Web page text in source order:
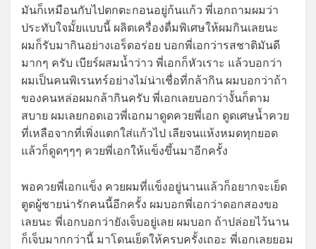
มันก็เหมือนกับไปตกตะกอนอยู่ก้นแก้ว พี่เอกถามผมว่า
ประทับใจมั้ยแบบนี้ ผลิตเครื่องดื่มพิเศษให้ผมกินเลยนะ
ผมก็รับมากินอย่างเอร็ดอร่อย บอกพี่เอกว่ารสชาติมันดี
มากๆ ครับ เบียร์ผสมน้ำว่าว พี่เอกก็หัวเราะ แล้วบอกว่า
ผมเป็นคนพิเรนทร์อย่างไม่น่าเชื่อที่กล้ากิน ผมบอกว่าถ้า
ของคนหล่อผมกล้ากินครับ พี่เอกเลยบอกว่างั้นก็ตาม
สบาย ผมเลยกอดเอวพี่เอกมาดูดควยพี่เอก ดูดเศษน้ำควย
ที่เหลือจากที่เพิ่งแตกใส่แก้วไป เลียจนแห้งหมดทุกยอด
แล้วก็ดูดๆๆๆ ควยพี่เอกให้แข็งขึ้นมาอีกครั้ง
พอควยพี่เอกแข็ง ควยผมที่แข็งอยู่นานแล้วก็อยากจะเย็ด
ตูดผู้ชายน่ารักคนนี้อีกครั้ง ผมบอกพี่เอกว่าดอกสองขอ
เลยนะ พี่เอกบอกว่ายังเจ็บอยู่เลย ผมบอก ถ้าปล่อยไว้นาน
ก็เจ็บมากกว่านี้ มาโดนเย็ดให้ครบครั้งเถอะ พี่เอกเลยยอม